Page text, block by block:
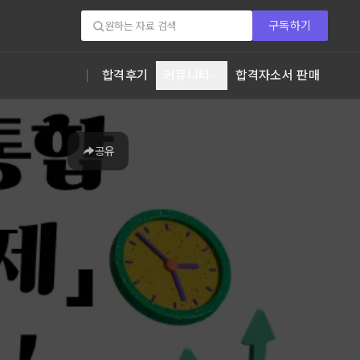
구독하기
합격후기 합격자소서 판매
공유